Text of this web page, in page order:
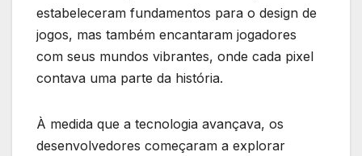
estabeleceram fundamentos para‍ o design de
jogos, mas também ⁢encantaram jogadores
com seus mundos vibrantes, onde cada pixel
contava​ uma ⁣parte da história.
À medida que ‍a tecnologia avançava, os
desenvolvedores começaram ⁤a explorar⁤